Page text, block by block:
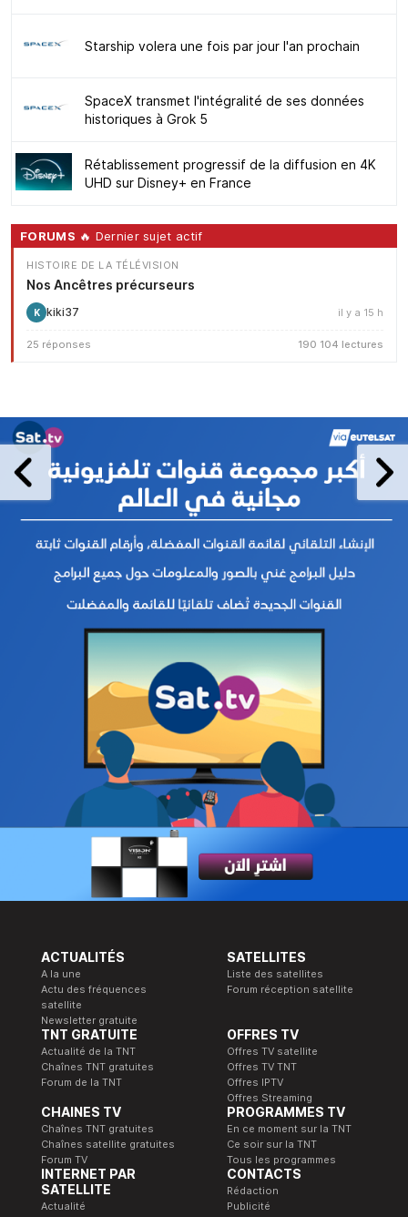
Starship volera une fois par jour l'an prochain
SpaceX transmet l'intégralité de ses données
historiques à Grok 5
Rétablissement progressif de la diffusion en 4K
UHD sur Disney+ en France
FORUMS 🔥 Dernier sujet actif
HISTOIRE DE LA TÉLÉVISION
Nos Ancêtres précurseurs
K kiki37 il y a 15 h
25 réponses 190 104 lectures
ACTUALITÉS
A la une
Actu des fréquences
satellite
Newsletter gratuite
SATELLITES
Liste des satellites
Forum réception satellite
TNT GRATUITE
Actualité de la TNT
Chaînes TNT gratuites
Forum de la TNT
OFFRES TV
Offres TV satellite
Offres TV TNT
Offres IPTV
Offres Streaming
CHAINES TV
Chaînes TNT gratuites
Chaînes satellite gratuites
Forum TV
PROGRAMMES TV
En ce moment sur la TNT
Ce soir sur la TNT
Tous les programmes
INTERNET PAR
SATELLITE
Actualité
CONTACTS
Rédaction
Publicité